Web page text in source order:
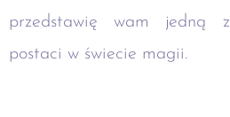
przedstawię wam jedną
postaci w świecie magii.